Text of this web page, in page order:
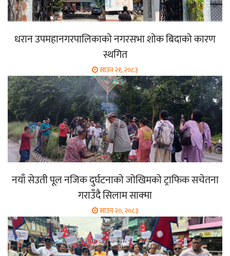
धरान उपमहानगरपालिकाको नगरसभा शोक बिदाको कारण
स्थगित
साउन २१, २०८३
नयाँ सेउती पूल नजिक दुर्घटनाको जोखिमको ट्राफिक सचेतना
गराउँदै सिलाम साक्मा
साउन २०, २०८३